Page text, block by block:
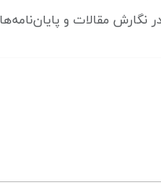
نگارش مقالات و پایان‌نامه‌ها